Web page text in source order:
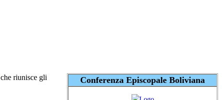
Conferenza Episcopale Boliviana
che riunisce gli